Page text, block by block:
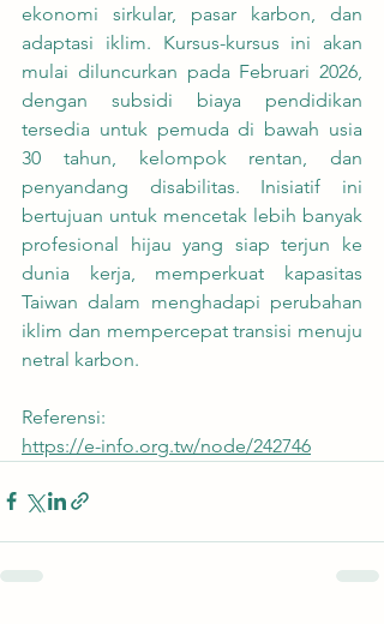
ekonomi sirkular, pasar karbon, dan
adaptasi iklim. Kursus-kursus ini akan
mulai diluncurkan pada Februari 2026,
dengan subsidi biaya pendidikan
tersedia untuk pemuda di bawah usia
30 tahun, kelompok rentan, dan
penyandang disabilitas. Inisiatif ini
bertujuan untuk mencetak lebih banyak
profesional hijau yang siap terjun ke
dunia kerja, memperkuat kapasitas
Taiwan dalam menghadapi perubahan
iklim dan mempercepat transisi menuju
netral karbon.
Referensi:
https://e-info.org.tw/node/242746